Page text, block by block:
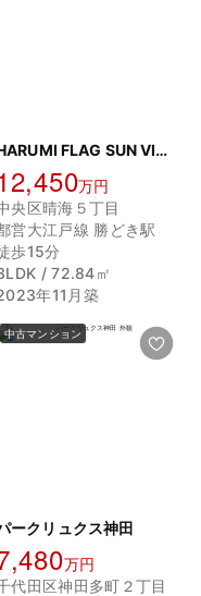
HARUMI FLAG SUN VILLAGE E棟
万円
央区晴海５丁目
営大江戸線 勝どき駅
歩15分
/ 72.84㎡
年11月築
中古マンション
ークリュクス神田
万円
代田区神田多町２丁目